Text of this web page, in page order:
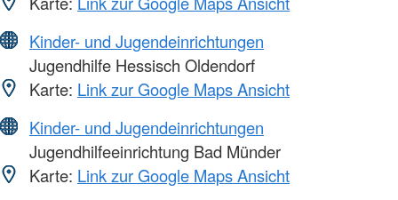
Kinder- und Jugendeinrichtungen
Jugendhilfe Hessisch Oldendorf
Karte: Link zur Google Maps Ansicht
Kinder- und Jugendeinrichtungen
Jugendhilfeeinrichtung Bad Münder
Karte: Link zur Google Maps Ansicht